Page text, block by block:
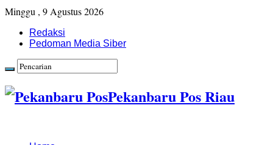
Minggu , 9 Agustus 2026
Redaksi
Pedoman Media Siber
Pekanbaru Pos Riau